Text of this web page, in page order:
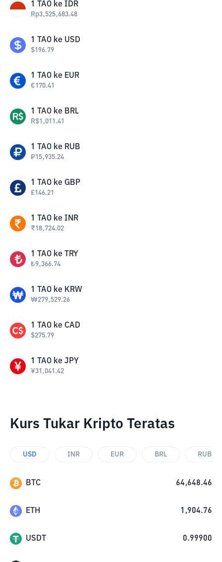
1 TAO ke IDR
Rp3,525,683.48
1 TAO ke USD
$196.79
1 TAO ke EUR
€170.41
1 TAO ke BRL
R$1,011.41
1 TAO ke RUB
₽15,935.24
1 TAO ke GBP
£146.21
1 TAO ke INR
₹18,724.02
1 TAO ke TRY
₺9,366.74
1 TAO ke KRW
₩279,529.26
1 TAO ke CAD
$275.79
1 TAO ke JPY
¥31,041.42
Kurs Tukar Kripto Teratas
USD INR EUR BRL RUB
BTC 64,648.46
ETH 1,904.76
USDT 0.99900